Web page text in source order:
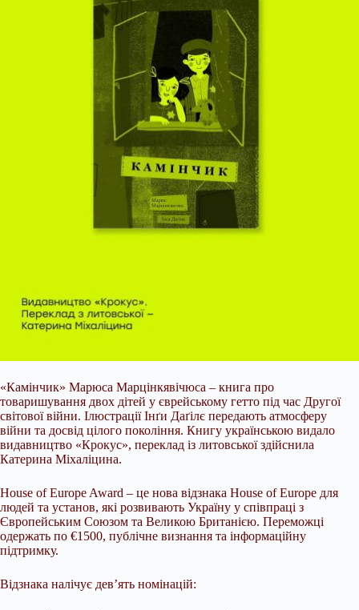
«Камінчик» Марюса Марцінкявічюса – книга про
товаришування двох дітей у єврейському гетто під час Другої
світової війни. Ілюстрації Інґи Даґілє передають атмосферу
війни та досвід цілого покоління. Книгу українською видало
видавництво «Крокус», переклад із литовської здійснила
Катерина Міхаліцина.
House of Europe Award – це нова відзнака House of Europe для
людей та установ, які розвивають Україну у співпраці з
Європейським Союзом та Великою Британією. Переможці
одержать по €1500, публічне визнання та інформаційну
підтримку.
Відзнака налічує дев’ять номінацій: